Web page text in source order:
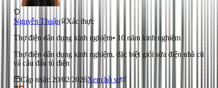
Nguyễn Thuận
Xác thực
Thợ điện dân dụng kinh nghiệm• 10 năm kinh nghiệm
Thợ điện dân dụng kinh nghiệm, đặc biệt giỏi sửa điện nhà cũ
và câu đấu tủ điện
Cập nhật: 20/02/2026Xem hồ sơ